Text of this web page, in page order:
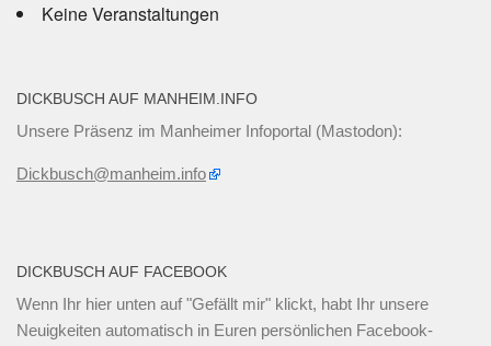
Keine Veranstaltungen
DICKBUSCH AUF MANHEIM.INFO
Unsere Präsenz im Manheimer Infoportal (Mastodon):
Dickbusch@manheim.info
DICKBUSCH AUF FACEBOOK
Wenn Ihr hier unten auf "Gefällt mir" klickt, habt Ihr unsere
Neuigkeiten automatisch in Euren persönlichen Facebook-